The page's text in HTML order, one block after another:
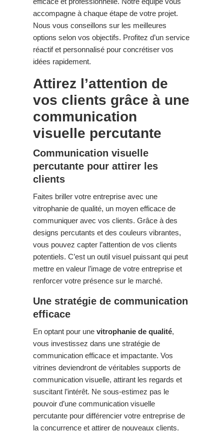
accompagne à chaque étape de votre projet.
Nous vous conseillons sur les meilleures
options selon vos objectifs. Profitez d’un service
réactif et personnalisé pour concrétiser vos
idées rapidement.
Attirez l’attention de
vos clients grâce à une
communication
visuelle percutante
Communication visuelle
percutante pour attirer les
clients
Faites briller votre entreprise avec une
vitrophanie de qualité, un moyen efficace de
communiquer avec vos clients. Grâce à des
designs percutants et des couleurs vibrantes,
vous pouvez capter l’attention de vos clients
potentiels. C’est un outil visuel puissant qui peut
mettre en valeur l’image de votre entreprise et
renforcer votre présence sur le marché.
Une stratégie de communication
efficace
En optant pour unevitrophanie de qualité,
vous investissez dans une stratégie de
communication efficace et impactante. Vos
vitrines deviendront de véritables supports de
communication visuelle, attirant les regards et
suscitant l’intérêt. Ne sous-estimez pas le
pouvoir d’une communication visuelle
percutante pour différencier votre entreprise de
la concurrence et attirer de nouveaux clients.